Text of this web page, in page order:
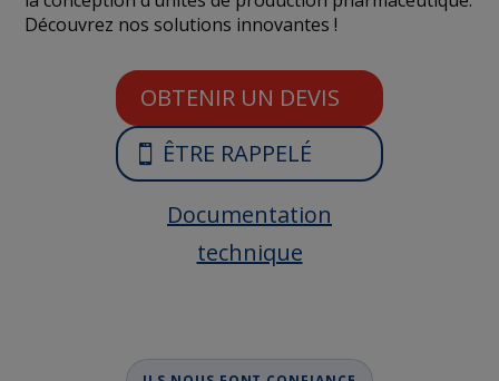
Découvrez nos solutions innovantes !
OBTENIR UN DEVIS
ÊTRE RAPPELÉ
Documentation
technique